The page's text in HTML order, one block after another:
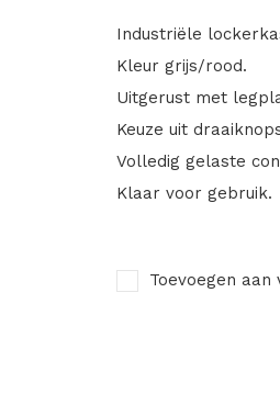
Industriële
Kleur grijs/rood.
Uitgerust met
Keuze uit
Volledig gelaste
Klaar voor gebruik.
Toevoegen aan